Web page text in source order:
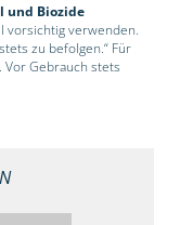
und Biozide
vorsichtig verwenden.
zu befolgen.“ Für
Gebrauch stets